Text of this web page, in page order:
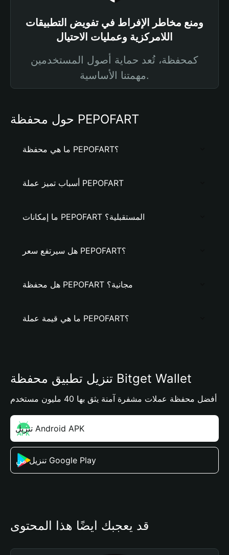
ومنع مخاطر الإفراط في تفويض التطبيقات
اللامركزية وعمليات الاحتيال
كمحفظة، تُعد حماية أصول المستخدمين
مهمتنا الأساسية.
حول محفظة PEPOFART
ما هي محفظة PEPOFART؟
أسباب تميز عملة PEPOFART
ما إمكانات PEPOFART المستقبلية؟
هل سيرتفع سعر PEPOFART؟
هل محفظة PEPOFART مجانية؟
ما هي قيمة عملة PEPOFART؟
تنزيل تطبيق محفظة Bitget Wallet
أفضل محفظة عملات مشفرة آمنة يثق بها 40 مليون مستخدم
تنزيل Android APK
تنزيل من Google Play
قد يعجبك أيضًا هذا المحتوى